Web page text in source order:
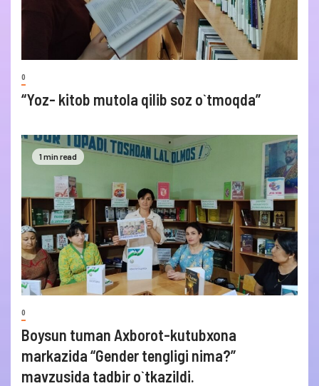
0
“Yoz- kitob mutola qilib soz o`tmoqda”
1 min read
0
Boysun tuman Axborot-kutubxona
markazida “Gender tengligi nima?”
mavzusida tadbir o`tkazildi.